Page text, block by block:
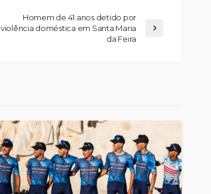
Homem de 41 anos detido por
violência doméstica em Santa Maria
da Feira
Rádio Sintonia 6 horas atrás